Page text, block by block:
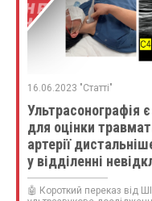
16.06.2023 "Статті"
Ультрасонографія
для оцінки
артерії
у відділенні
🤖 Короткий переказ від